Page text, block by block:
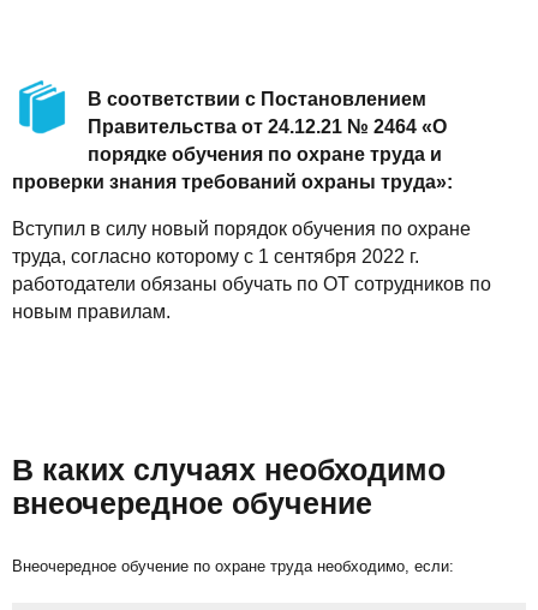
В соответствии с Постановлением
Правительства от 24.12.21 № 2464 «О
порядке обучения по охране труда и
проверки знания требований охраны труда»:
Вступил в силу новый порядок обучения по охране
труда, согласно которому с 1 сентября 2022 г.
работодатели обязаны обучать по ОТ сотрудников по
новым правилам.
В каких случаях необходимо
внеочередное обучение
Внеочередное обучение по охране труда необходимо, если: